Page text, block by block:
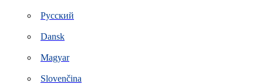
Русский
Dansk
Magyar
Slovenčina